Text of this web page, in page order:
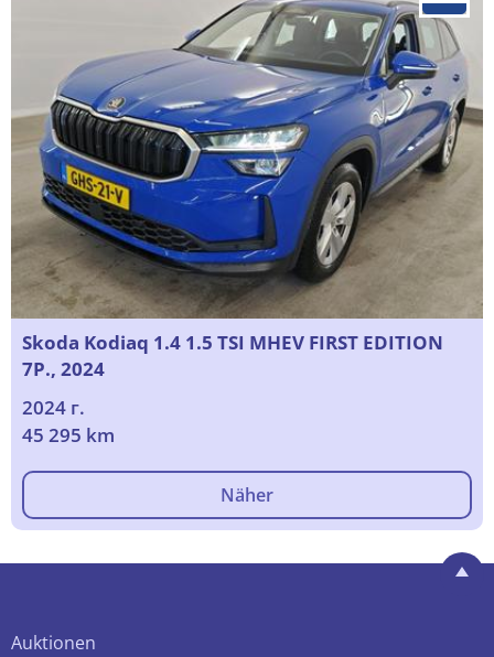
Skoda Kodiaq 1.4 1.5 TSI MHEV FIRST EDITION
7P., 2024
2024 г.
45 295 km
Näher
Auktionen